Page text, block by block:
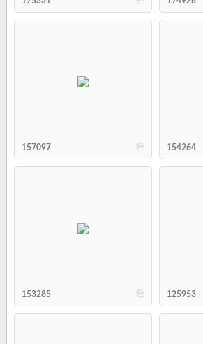
b
157097 154264
b
153285 125953